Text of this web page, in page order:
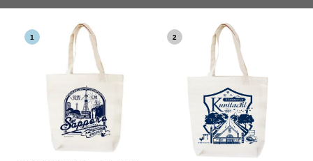
1 2